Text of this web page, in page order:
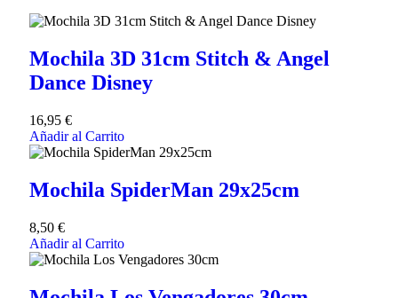
Mochila 3D 31cm Stitch & Angel
Dance Disney
16,95 €
Añadir al Carrito
Mochila SpiderMan 29x25cm
8,50 €
Añadir al Carrito